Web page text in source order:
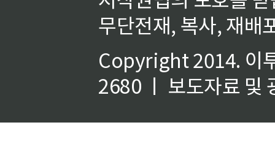
무단전재, 복사, 재배
Copyright 2014. 이
2680 ㅣ 보도자료